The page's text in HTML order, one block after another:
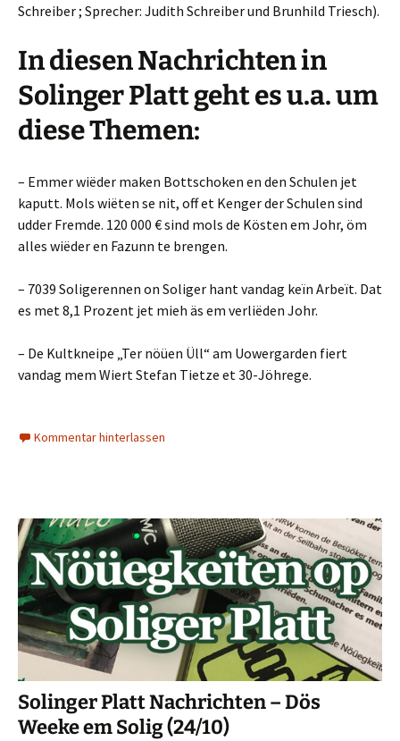
Schreiber ; Sprecher: Judith Schreiber und Brunhild Triesch).
In diesen Nachrichten in
Solinger Platt geht es u.a. um
diese Themen:
– Emmer wiëder maken Bottschoken en den Schulen jet
kaputt. Mols wiëten se nit, off et Kenger der Schulen sind
udder Fremde. 120 000 € sind mols de Kösten em Johr, öm
alles wiëder en Fazunn te brengen.
– 7039 Soligerennen on Soliger hant vandag keïn Arbeït. Dat
es met 8,1 Prozent jet mieh äs em verliëden Johr.
– De Kultkneipe „Ter nöüen Üll“ am Uowergarden fiert
vandag mem Wiert Stefan Tietze et 30-Jöhrege.
Kommentar hinterlassen
Solinger Platt Nachrichten – Dös
Weeke em Solig (24/10)